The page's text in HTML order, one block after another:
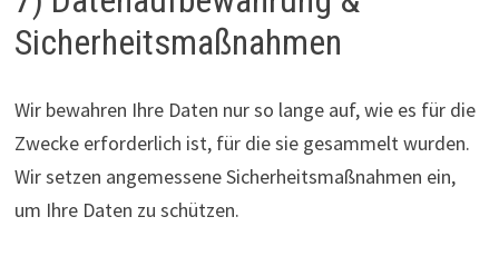
Sicherheitsmaßnahmen
Wir bewahren Ihre Daten nur so lange auf, wie es für die
Zwecke erforderlich ist, für die sie gesammelt wurden.
Wir setzen angemessene Sicherheitsmaßnahmen ein,
um Ihre Daten zu schützen.